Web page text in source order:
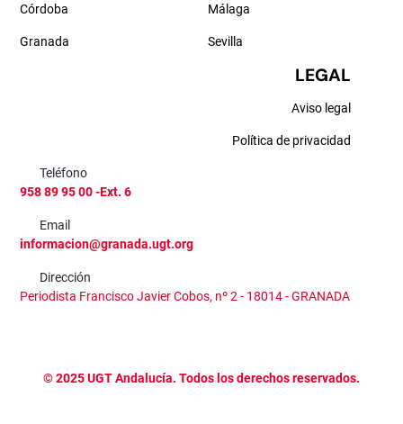
Córdoba
Granada
Málaga
Sevilla
LEGAL
Aviso legal
Política de privacidad
Teléfono
958 89 95 00 -Ext. 6
Email
informacion@granada.ugt.org
Dirección
Periodista Francisco Javier Cobos, nº 2 - 18014 - GRANADA
©2025UGT Andalucía. Todos los derechos reservados.